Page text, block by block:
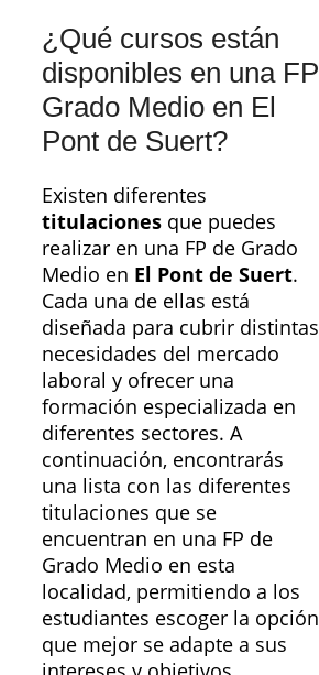
¿Qué cursos están
disponibles en una FP
Grado Medio en El
Pont de Suert?
Existen diferentes
titulaciones que puedes
realizar en una FP de Grado
Medio en El Pont de Suert.
Cada una de ellas está
diseñada para cubrir distintas
necesidades del mercado
laboral y ofrecer una
formación especializada en
diferentes sectores. A
continuación, encontrarás
una lista con las diferentes
titulaciones que se
encuentran en una FP de
Grado Medio en esta
localidad, permitiendo a los
estudiantes escoger la opción
que mejor se adapte a sus